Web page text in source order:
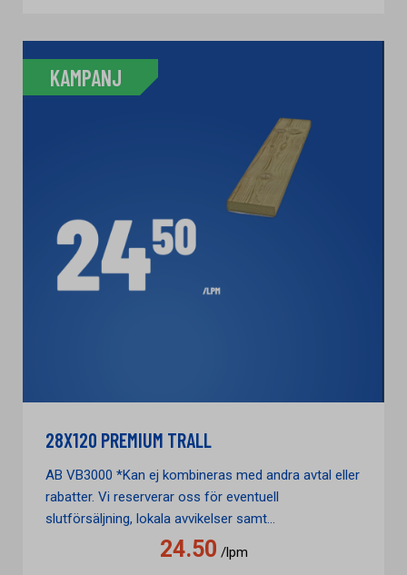
KAMPANJ
28X120 PREMIUM TRALL
AB VB3000 *Kan ej kombineras med andra avtal eller
rabatter. Vi reserverar oss för eventuell
slutförsäljning, lokala avvikelser samt...
24.50 /lpm